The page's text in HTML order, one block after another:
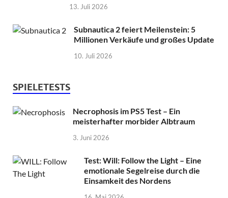
13. Juli 2026
Subnautica 2 feiert Meilenstein: 5
Millionen Verkäufe und großes Update
10. Juli 2026
SPIELETESTS
Necrophosis im PS5 Test – Ein
meisterhafter morbider Albtraum
3. Juni 2026
Test: Will: Follow the Light – Eine
emotionale Segelreise durch die
Einsamkeit des Nordens